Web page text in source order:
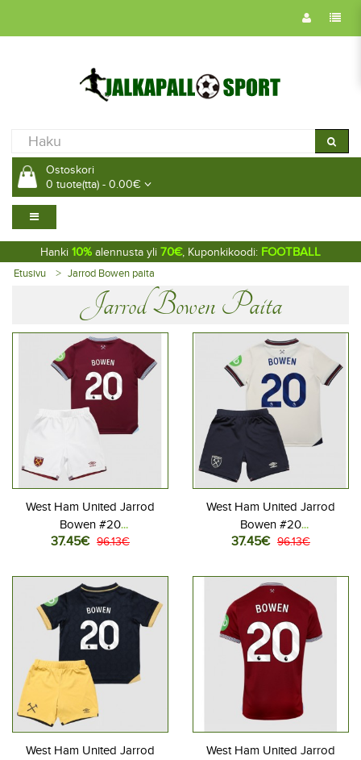
Ostoskori
0 tuote(tta) - 0.00€
Hanki 10% alennusta yli 70€, Kuponkikoodi: FOOTBALL
Etusivu Jarrod Bowen paita
Jarrod Bowen Paita
West Ham United Jarrod
Bowen #20
Jalkapallovaatteet Lasten
Lyhythihainen (+ Lyhyet
housut)
37.45€ 96.13€
West Ham United Jarrod
Bowen #20
Jalkapallovaatteet Lasten
Lyhythihainen (+ Lyhyet
housut)
37.45€ 96.13€
West Ham United Jarrod
West Ham United Jarrod